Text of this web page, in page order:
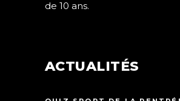
de 10 ans.
ACTUALITÉS